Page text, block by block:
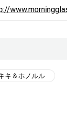
キ＆ホノルル